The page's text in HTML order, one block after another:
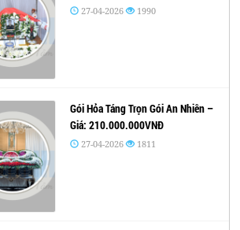
27-04-2026 1990
Gói Hỏa Táng Trọn Gói An Nhiên –
Giá: 210.000.000VNĐ
27-04-2026 1811